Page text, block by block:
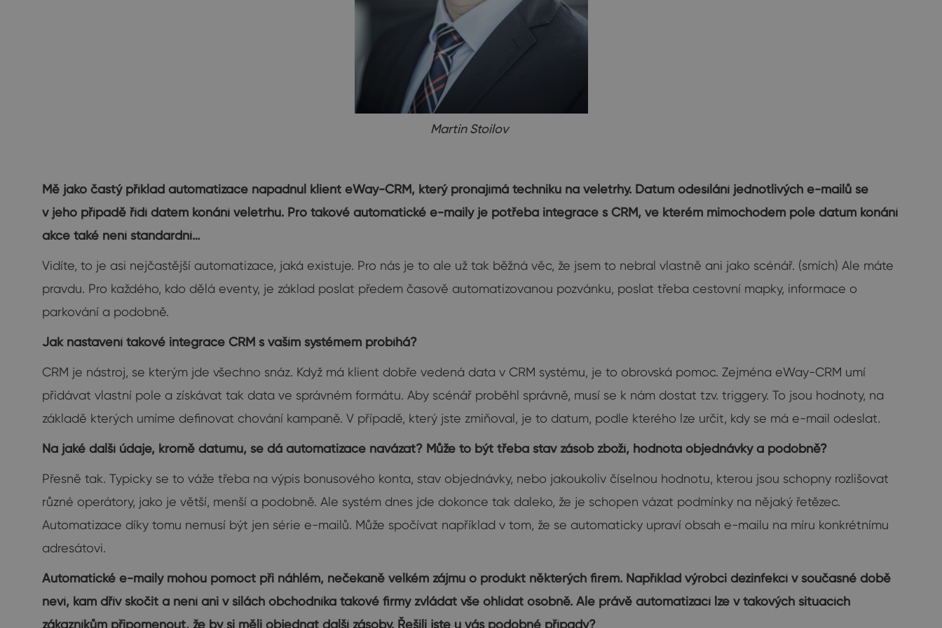
Martin Stoilov
Mě jako častý příklad automatizace napadnul klient eWay-CRM, který pronajímá techniku na veletrhy. Datum odesílání jednotlivých e-mailů se
v jeho případě řídí datem konání veletrhu. Pro takové automatické e-maily je potřeba integrace s CRM, ve kterém mimochodem pole datum konání
akce také není standardní…
Vidíte, to je asi nejčastější automatizace, jaká existuje. Pro nás je to ale už tak běžná věc, že jsem to nebral vlastně ani jako scénář. (smích) Ale máte
pravdu. Pro každého, kdo dělá eventy, je základ poslat předem časově automatizovanou pozvánku, poslat třeba cestovní mapky, informace o
parkování a podobně.
Jak nastavení takové integrace CRM s vaším systémem probíhá?
CRM je nástroj, se kterým jde všechno snáz. Když má klient dobře vedená data v CRM systému, je to obrovská pomoc. Zejména eWay-CRM umí
přidávat vlastní pole a získávat tak data ve správném formátu. Aby scénář proběhl správně, musí se k nám dostat tzv. triggery. To jsou hodnoty, na
základě kterých umíme definovat chování kampaně. V případě, který jste zmiňoval, je to datum, podle kterého lze určit, kdy se má e-mail odeslat.
Na jaké další údaje, kromě datumu, se dá automatizace navázat? Může to být třeba stav zásob zboží, hodnota objednávky a podobně?
Přesně tak. Typicky se to váže třeba na výpis bonusového konta, stav objednávky, nebo jakoukoliv číselnou hodnotu, kterou jsou schopny rozlišovat
různé operátory, jako je větší, menší a podobně. Ale systém dnes jde dokonce tak daleko, že je schopen vázat podmínky na nějaký řetězec.
Automatizace díky tomu nemusí být jen série e-mailů. Může spočívat například v tom, že se automaticky upraví obsah e-mailu na míru konkrétnímu
adresátovi.
Automatické e-maily mohou pomoct při náhlém, nečekaně velkém zájmu o produkt některých firem. Například výrobci dezinfekcí v současné době
neví, kam dřív skočit a není ani v silách obchodníka takové firmy zvládat vše ohlídat osobně. Ale právě automatizací lze v takových situacích
zákazníkům připomenout, že by si měli objednat další zásoby. Řešili jste u vás podobné případy?